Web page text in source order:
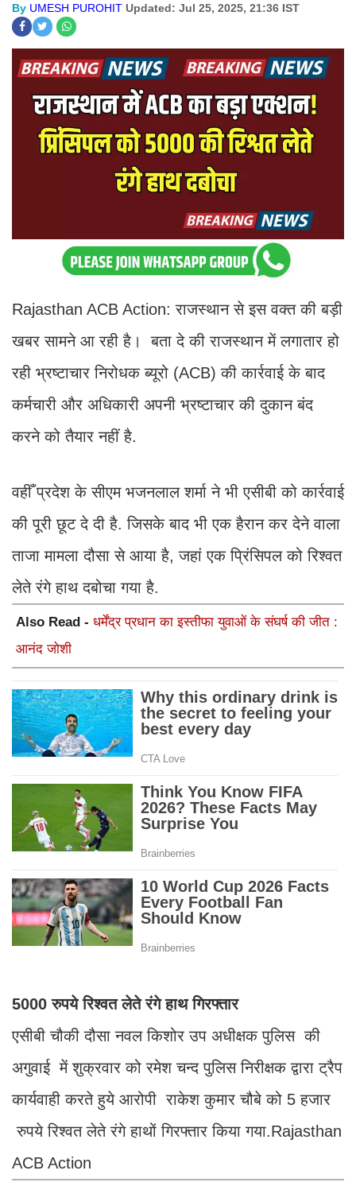
By UMESH PUROHIT Updated: Jul 25, 2025, 21:36 IST
Rajasthan ACB Action: राजस्थान से इस वक्त की बड़ी
खबर सामने आ रही है। बता दे की राजस्थान में लगातार हो
रही भ्रष्टाचार निरोधक ब्यूरो (ACB) की कार्रवाई के बाद
कर्मचारी और अधिकारी अपनी भ्रष्टाचार की दुकान बंद
करने को तैयार नहीं है.
वहीँ प्रदेश के सीएम भजनलाल शर्मा ने भी एसीबी को कार्रवाई
की पूरी छूट दे दी है. जिसके बाद भी एक हैरान कर देने वाला
ताजा मामला दौसा से आया है, जहां एक प्रिंसिपल को रिश्वत
लेते रंगे हाथ दबोचा गया है.
Also Read - धर्मेंद्र प्रधान का इस्तीफा युवाओं के संघर्ष की जीत :
आनंद जोशी
5000 रुपये रिश्वत लेते रंगे हाथ गिरफ्तार
एसीबी चौकी दौसा नवल किशोर उप अधीक्षक पुलिस की
अगुवाई में शुक्रवार को रमेश चन्द पुलिस निरीक्षक द्वारा ट्रैप
कार्यवाही करते हुये आरोपी राकेश कुमार चौबे को 5 हजार
रुपये रिश्वत लेते रंगे हाथों गिरफ्तार किया गया.Rajasthan
ACB Action